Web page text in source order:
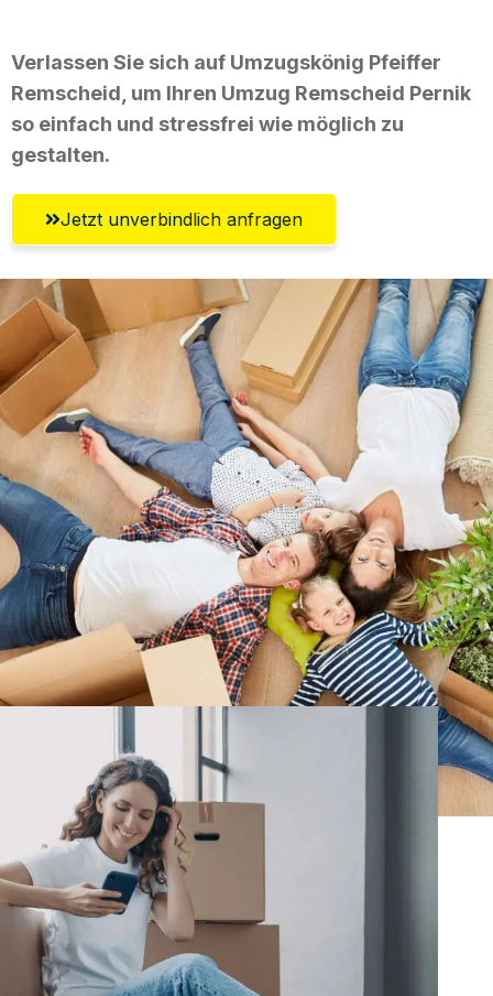
Verlassen Sie sich auf Umzugskönig Pfeiffer
Remscheid, um Ihren Umzug Remscheid Pernik
so einfach und stressfrei wie möglich zu
gestalten.
Jetzt unverbindlich anfragen